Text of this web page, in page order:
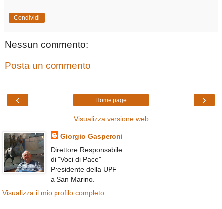
Condividi
Nessun commento:
Posta un commento
‹ ›
Home page
Visualizza versione web
Giorgio Gasperoni
Direttore Responsabile
di "Voci di Pace"
Presidente della UPF
a San Marino.
Visualizza il mio profilo completo